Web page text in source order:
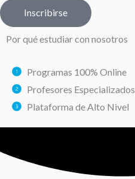
Inscribirse
Por qué estudiar con nosotros
Programas 100% Online
Profesores Especializados
Plataforma de Alto Nivel